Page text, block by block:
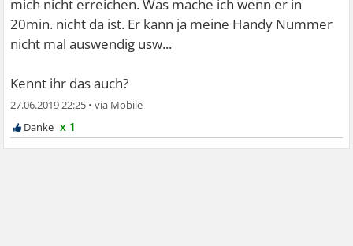
mich nicht erreichen. Was mache ich wenn er in
20min. nicht da ist. Er kann ja meine Handy Nummer
nicht mal auswendig usw...
Kennt ihr das auch?
27.06.2019 22:25 •
x 1